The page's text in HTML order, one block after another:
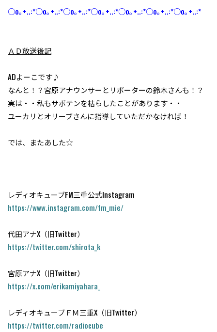
○o｡+..:*○o｡+..:*○o｡+..:*○o｡+..:*○o｡+..:*○o｡+..:*○o｡+..:*
ＡＤ放送後記
ADよーこです♪
なんと！？宮原アナウンサーとリポーターの鈴木さんも！？
実は・・私もサボテンを枯らしたことがあります・・
ユーカリとオリーブさんに指導していただかなければ！
では、またあした☆
レディオキューブFM三重公式Instagram
https://www.instagram.com/fm_mie/
代田アナX（旧Twitter）
https://twitter.com/shirota_k
宮原アナX（旧Twitter）
https://x.com/erikamiyahara_
レディオキューブＦＭ三重X（旧Twitter）
https://twitter.com/radiocube